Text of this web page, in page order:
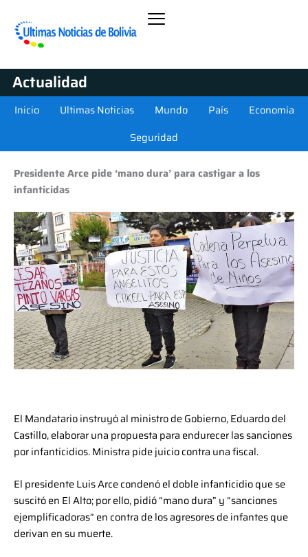
Actualidad
Inicio Ultimas Noticias Mundo País
Economía
Seguridad
Presidente Arce pide ‘mano dura’ para castigar a los
infanticidas
El Mandatario instruyó al ministro de Gobierno, Eduardo del
Castillo, elaborar una propuesta para endurecer las sanciones
por infanticidios. Ministra pide juicio contra una fiscal.
El presidente Luis Arce condenó el doble infanticidio que se
suscitó en El Alto; por ello, pidió “mano dura” y “sanciones
ejemplificadoras” en contra de los agresores de infantes que
derivan en su muerte.